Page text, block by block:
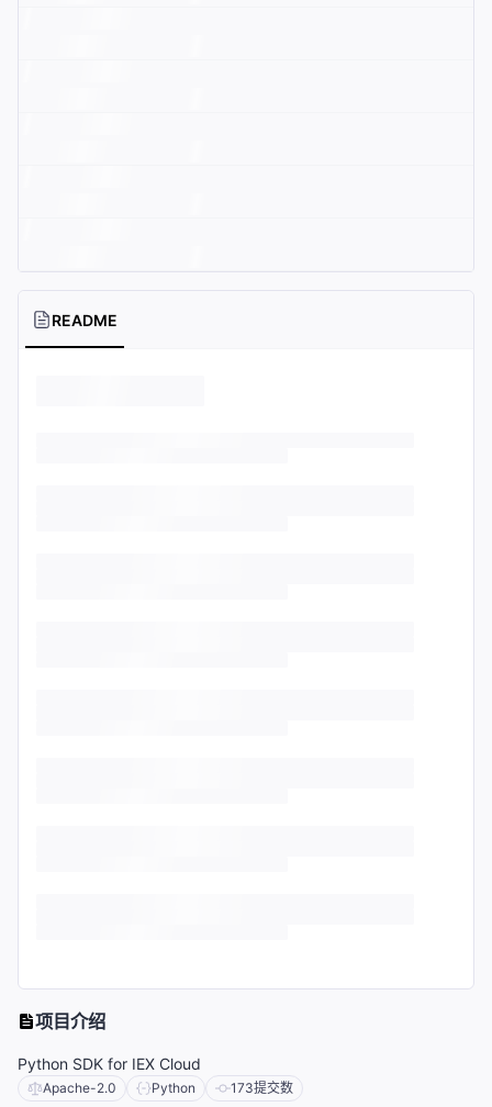
README
项目介绍
Python SDK for IEX Cloud
Apache-2.0 Python 173提交数